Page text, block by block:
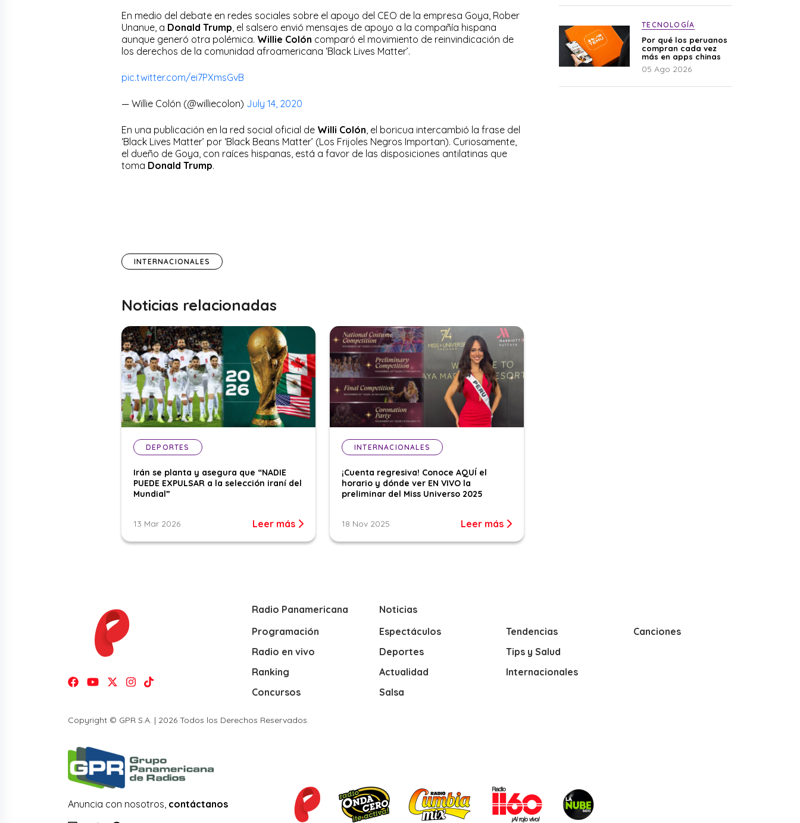
En medio del debate en redes sociales sobre el apoyo del CEO de la empresa Goya, Rober
Unanue, a Donald Trump , el salsero envió mensajes de apoyo a la compañía hispana
aunque generó otra polémica. Willie Colón comparó el movimiento de reinvindicación de
los derechos de la comunidad afroamericana ‘Black Lives Matter’.
pic.twitter.com/ei7PXmsGvB
— Willie Colón (@williecolon) July 14, 2020
En una publicación en la red social oficial de Willi Colón , el boricua intercambió la frase del
‘Black Lives Matter’ por ‘Black Beans Matter’ (Los Frijoles Negros Importan). Curiosamente,
el dueño de Goya, con raíces hispanas, está a favor de las disposiciones antilatinas que
toma Donald Trump.
INTERNACIONALES
Noticias relacionadas
DEPORTES
Irán se planta y asegura que “NADIE
PUEDE EXPULSAR a la selección iraní del
Mundial”
13 Mar 2026 Leer más
INTERNACIONALES
¡Cuenta regresiva! Conoce AQUÍ el
horario y dónde ver EN VIVO la
preliminar del Miss Universo 2025
18 Nov 2025 Leer más
TECNOLOGÍA
Por qué los peruanos
compran cada vez
más en apps chinas
05 Ago 2026
Radio Panamericana
Programación
Radio en vivo
Ranking
Concursos
Noticias
Espectáculos
Deportes
Actualidad
Salsa
Tendencias
Tips y Salud
Internacionales
Canciones
Copyright © GPR S.A. | 2026 Todos los Derechos Reservados.
Anuncia con nosotros, contáctanos